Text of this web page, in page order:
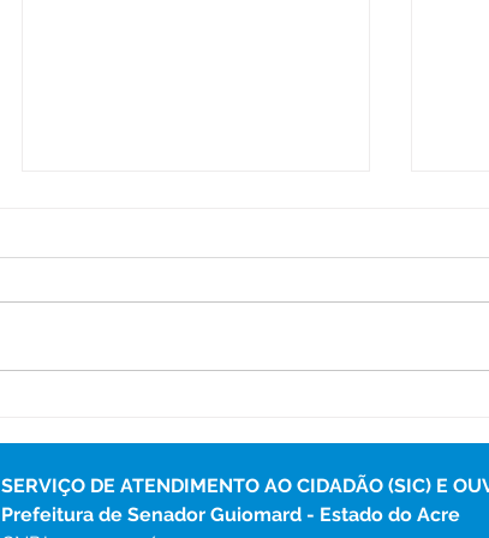
SERVIÇO DE ATENDIMENTO AO CIDADÃO (SIC) E
Prefeitura de Senador Guiomard - Estado do Acre